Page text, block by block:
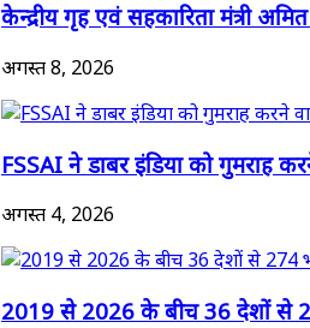
केन्द्रीय गृह एवं सहकारिता मंत्री
अगस्त 8, 2026
FSSAI ने डाबर इंडिया को गुमराह
अगस्त 4, 2026
2019 से 2026 के बीच 36 देशों से